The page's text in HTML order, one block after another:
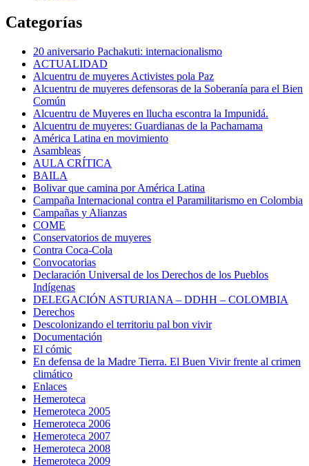
Categorías
20 aniversario Pachakuti: internacionalismo
ACTUALIDAD
Alcuentru de muyeres Activistes pola Paz
Alcuentru de muyeres defensoras de la Soberanía para el Bien
Común
Alcuentru de Muyeres en llucha escontra la Impunidá.
Alcuentru de muyeres: Guardianas de la Pachamama
América Latina en movimiento
Asambleas
AULA CRÍTICA
BAILA
Bolivar que camina por América Latina
Campaña Internacional contra el Paramilitarismo en Colombia
Campañas y Alianzas
COME
Conservatorios de muyeres
Contra Coca-Cola
Convocatorias
Declaración Universal de los Derechos de los Pueblos
Indígenas
DELEGACIÓN ASTURIANA – DDHH – COLOMBIA
Derechos
Descolonizando el territoriu pal bon vivir
Documentación
El cómic
En defensa de la Madre Tierra. El Buen Vivir frente al crimen
climático
Enlaces
Hemeroteca
Hemeroteca 2005
Hemeroteca 2006
Hemeroteca 2007
Hemeroteca 2008
Hemeroteca 2009